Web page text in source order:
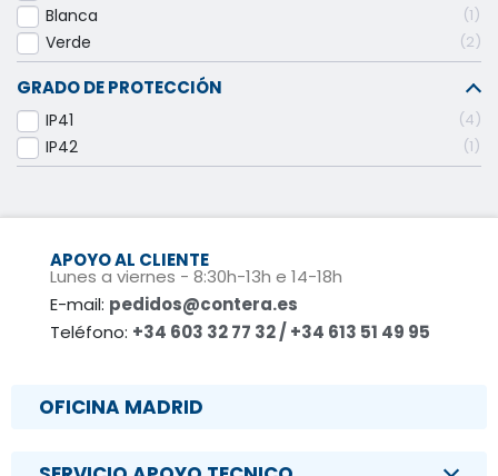
Blanca 1
Verde 2
GRADO DE PROTECCIÓN
IP41 4
IP42 1
APOYO AL CLIENTE
Lunes a viernes - 8:30h-13h e 14-18h
E-mail: pedidos@contera.es
Teléfono: +34 603 32 77 32 / +34 613 51 49 95
OFICINA MADRID